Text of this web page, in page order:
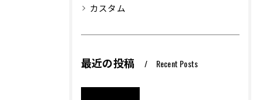
カスタム
最近の投稿 Recent Posts